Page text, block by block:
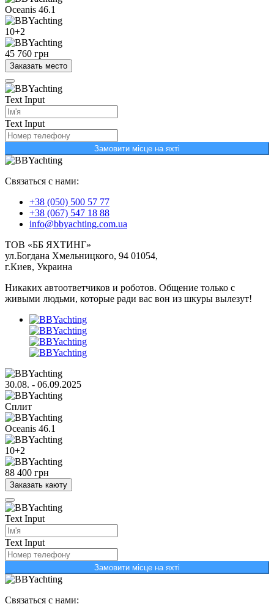
Oceanis 46.1
10+2
45 760 грн
Заказать место
Text Input
Text Input
Замовити місце на яхті
Связаться с нами:
+38 (050) 500 57 77
+38 (067) 547 18 88
info@bbyachting.com.ua
ТОВ «ББ ЯХТИНГ»
ул.Богдана Хмельницкого, 94 01054,
г.Киев, Украина
Никаких автоответчиков и роботов. Общение только с
живыми людьми, которые ради вас вон из шкуры вылезут!
30.08. - 06.09.2025
Сплит
Oceanis 46.1
10+2
88 400 грн
Заказать каюту
Text Input
Text Input
Замовити місце на яхті
Связаться с нами: